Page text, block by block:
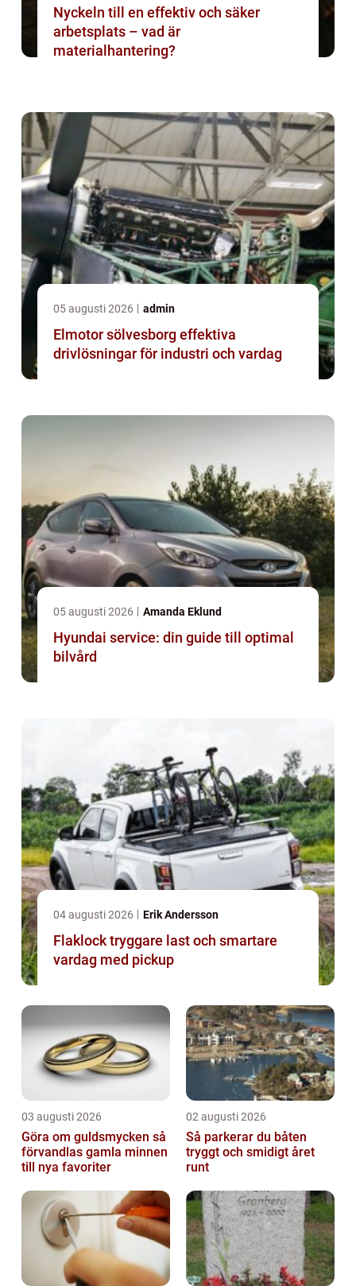
Nyckeln till en effektiv och säker
arbetsplats – vad är
materialhantering?
05 augusti 2026 admin
Elmotor sölvesborg effektiva
drivlösningar för industri och vardag
05 augusti 2026 Amanda Eklund
Hyundai service: din guide till optimal
bilvård
04 augusti 2026 Erik Andersson
Flaklock tryggare last och smartare
vardag med pickup
03 augusti 2026
Göra om guldsmycken så
förvandlas gamla minnen
till nya favoriter
02 augusti 2026
Så parkerar du båten
tryggt och smidigt året
runt